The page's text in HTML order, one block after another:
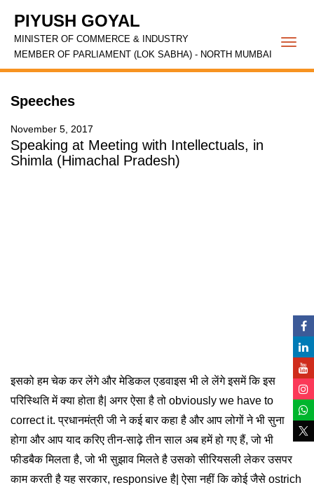
PIYUSH GOYAL
MINISTER OF COMMERCE & INDUSTRY
MEMBER OF PARLIAMENT (LOK SABHA) - NORTH MUMBAI
Speeches
November 5, 2017
Speaking at Meeting with Intellectuals, in
Shimla (Himachal Pradesh)
इसको हम चेक कर लेंगे और मेडिकल एडवाइस भी ले लेंगे इसमें कि इस
परिस्थिति में क्या होता है| अगर ऐसा है तो obviously we have to
correct it. प्रधानमंत्री जी ने कई बार कहा है और आप लोगों ने भी सुना
होगा और आप याद करिए तीन-साढ़े तीन साल अब हमें हो गए हैं, जो भी
फीडबैक मिलता है, जो भी सुझाव मिलते है उसको सीरियसली लेकर उसपर
काम करती है यह सरकार, responsive है| ऐसा नहीं कि कोई जैसे ostrich